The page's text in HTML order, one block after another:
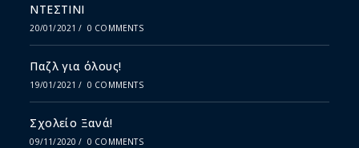
ΝΤΕΣΤΙΝΙ
20/01/2021 / 0 COMMENTS
Παζλ για όλους!
19/01/2021 / 0 COMMENTS
Σχολείο Ξανά!
09/11/2020 / 0 COMMENTS